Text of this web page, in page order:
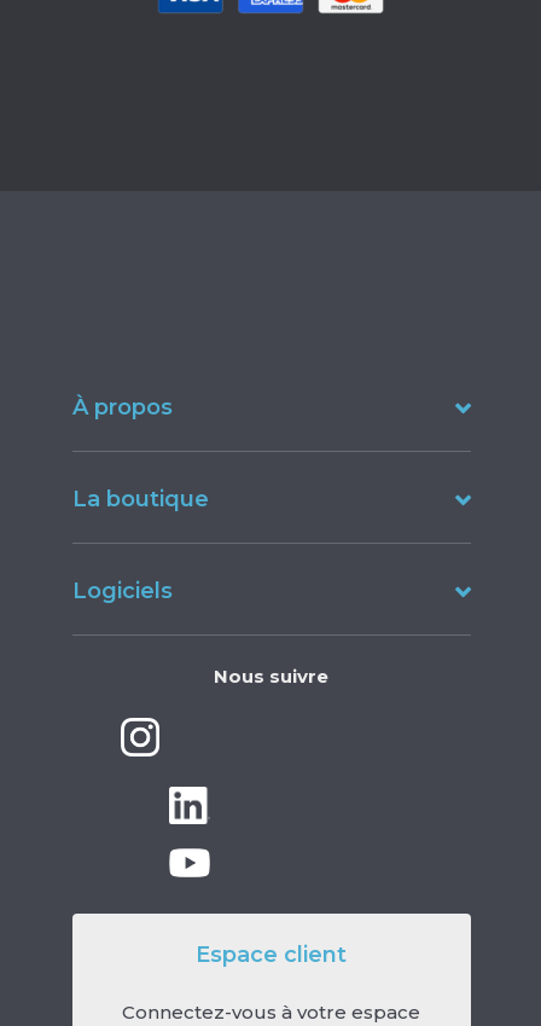
À propos
La boutique
Logiciels
Nous suivre
Espace client
Connectez-vous à votre espace